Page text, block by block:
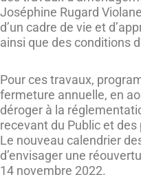
Joséphine Rugard
d’un cadre de vie et
ainsi que des conditions
Pour ces travaux,
fermeture annuelle, en
déroger à la
recevant du Public et
Le nouveau calendrier
d’envisager une
14 novembre 2022.